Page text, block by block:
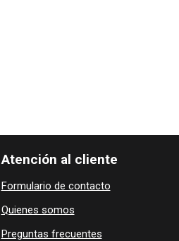
Atención al cliente
Formulario de contacto
Quienes ​som​​​os
Preguntas frecuentes